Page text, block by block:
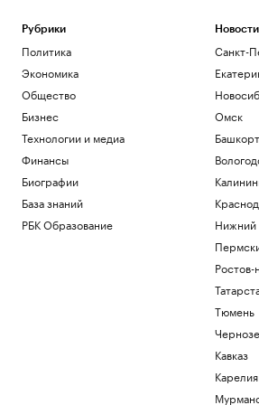
Рубрики
Политика
Экономика
Общество
Бизнес
Технологии и медиа
Финансы
Биографии
База знаний
РБК Образование
Санкт-
Омск
Нижний
Ростов-
Тюмень
Кавказ
Карелия